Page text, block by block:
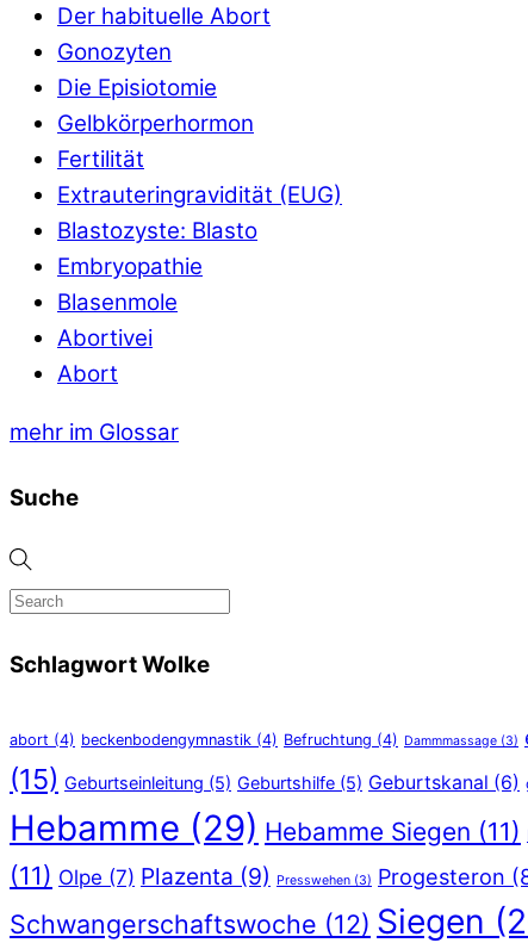
Der habituelle Abort
Gonozyten
Die Episiotomie
Gelbkörperhormon
Fertilität
Extrauteringravidität (EUG)
Blastozyste: Blasto
Embryopathie
Blasenmole
Abortivei
Abort
mehr im Glossar
Suche
Schlagwort Wolke
abort (4) beckenbodengymnastik (4) Befruchtung (4) Dammmassage (3)
(15) Geburtseinleitung (5) Geburtshilfe (5) Geburtskanal (6)
Hebamme (29) Hebamme Siegen (11)
(11) Olpe (7) Plazenta (9) Presswehen (3) Progesteron
Schwangerschaftswoche (12) Siegen